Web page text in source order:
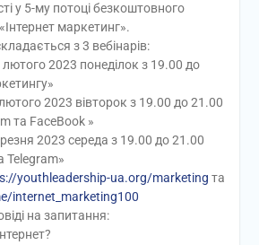
у 5-му потоці безкоштовного
маркетинг».
з 3 вебінарів:
2023 понеділок з 19.00 до
2023 вівторок з 19.00 до 21.00
та FaceBook »
2023 середа з 19.00 до 21.00
Telegram»
youthleadership-ua.org/marketing та
internet_marketing100
на запитання: